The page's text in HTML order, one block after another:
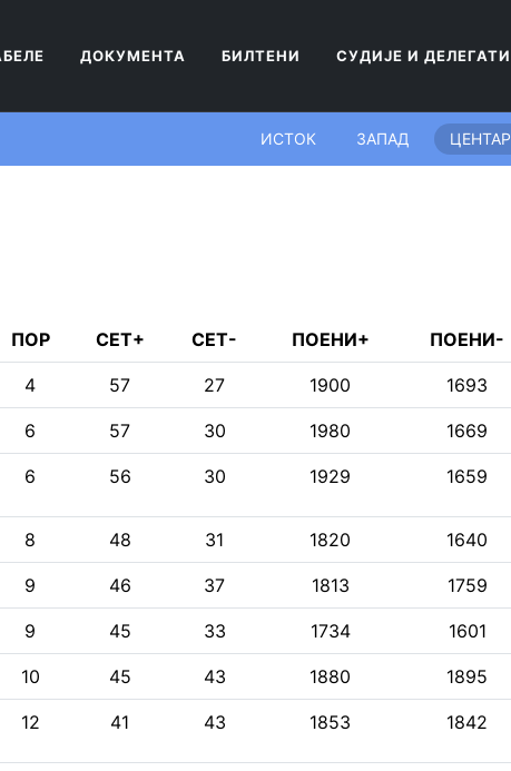
ДОКУМЕНТА БИЛТЕНИ СУДИЈЕ И ДЕЛЕГАТИ
ИСТОК ЗАПАД ЦЕНТАР
ПОР СЕТ+ СЕТ- ПОЕНИ+ ПОЕНИ-
4 57 27 1900 1693
6 57 30 1980 1669
6 56 30 1929 1659
8 48 31 1820 1640
9 46 37 1813 1759
9 45 33 1734 1601
10 45 43 1880 1895
12 41 43 1853 1842